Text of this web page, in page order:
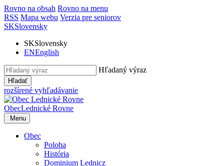
Rovno na obsah Rovno na menu
RSS Mapa webu Verzia pre seniorov
SKSlovensky
SKSlovensky
ENEnglish
Hľadaný výraz
Hľadať
rozšírené vyhľadávanie
ObecLednické Rovne
Menu
Obec
Poloha
História
Dominium Lednicz